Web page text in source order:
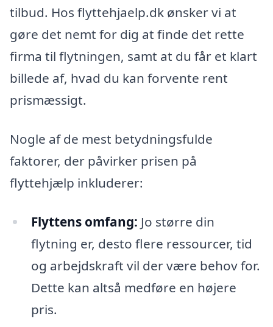
tilbud. Hos flyttehjaelp.dk ønsker vi at
gøre det nemt for dig at finde det rette
firma til flytningen, samt at du får et klart
billede af, hvad du kan forvente rent
prismæssigt.
Nogle af de mest betydningsfulde
faktorer, der påvirker prisen på
flyttehjælp inkluderer:
Flyttens omfang: Jo større din
flytning er, desto flere ressourcer, tid
og arbejdskraft vil der være behov for.
Dette kan altså medføre en højere
pris.